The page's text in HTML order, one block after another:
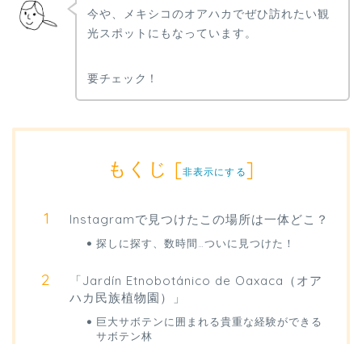
今や、メキシコのオアハカでぜひ訪れたい観
光スポットにもなっています。
要チェック！
もくじ [非表示にする]
Instagramで見つけたこの場所は一体どこ？
探しに探す、数時間…ついに見つけた！
「Jardín Etnobotánico de Oaxaca（オア
ハカ民族植物園）」
巨大サボテンに囲まれる貴重な経験ができる
サボテン林